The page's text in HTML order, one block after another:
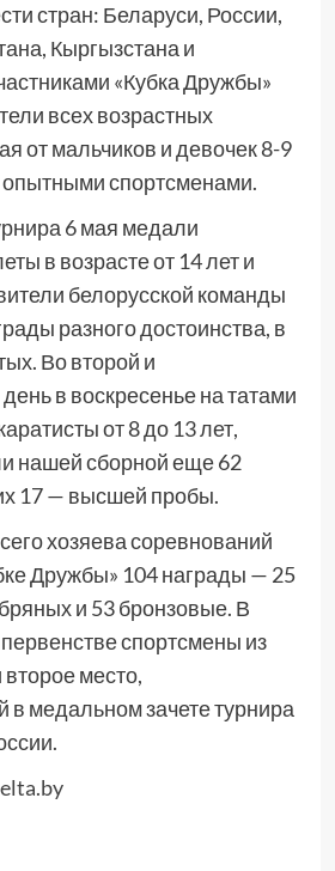
стран: Беларуси, России,
Кыргызстана и
«Кубка Дружбы»
всех возрастных
от мальчиков и девочек 8-9
опытными спортсменами.
6 мая медали
в возрасте от 14 лет и
белорусской команды
разного достоинства, в
Во второй и
в воскресенье на татами
от 8 до 13 лет,
нашей сборной еще 62
17 — высшей пробы.
хозяева соревнований
Дружбы» 104 награды — 25
и 53 бронзовые. В
спортсмены из
место,
в медальном зачете турнира